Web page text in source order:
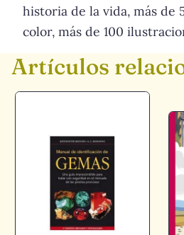
historia de la vida, más de
color, más de 100
Artículos